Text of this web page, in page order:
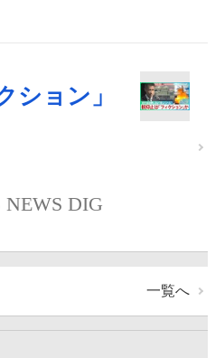
ション」
NEWS DIG
一覧へ